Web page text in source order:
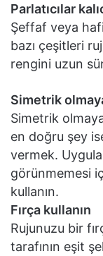
Parlatıcılar
Şeffaf veya
bazı çeşitleri
rengini uzun
Simetrik
Simetrik
en doğru şey
vermek.
görünmemesi
kullanın.
Fırça kullanın
Rujunuzu bir
tarafının eşit